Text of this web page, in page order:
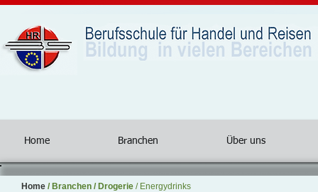
Home Branchen Über uns
Home / Branchen / Drogerie / Energydrinks